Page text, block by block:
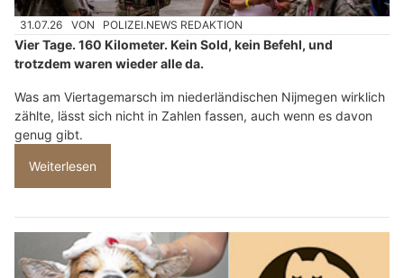
31.07.26 VON POLIZEI.NEWS REDAKTION
Vier Tage. 160 Kilometer. Kein Sold, kein Befehl, und
trotzdem waren wieder alle da.
Was am Viertagemarsch im niederländischen Nijmegen wirklich
zählte, lässt sich nicht in Zahlen fassen, auch wenn es davon
genug gibt.
Weiterlesen